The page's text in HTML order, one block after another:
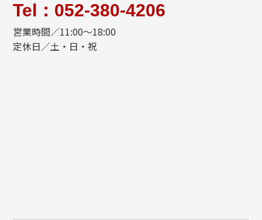
Tel：052-380-4206
営業時間／11:00〜18:00
定休日／土・日・祝